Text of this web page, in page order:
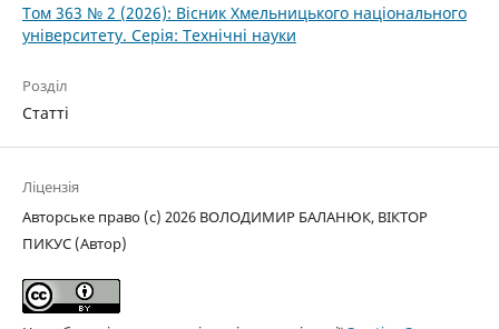
Том 363 № 2 (2026): Вісник Хмельницького національного
університету. Серія: Технічні науки
Розділ
Статті
Ліцензія
Авторське право (c) 2026 ВОЛОДИМИР БАЛАНЮК, ВІКТОР
ПИКУС (Автор)